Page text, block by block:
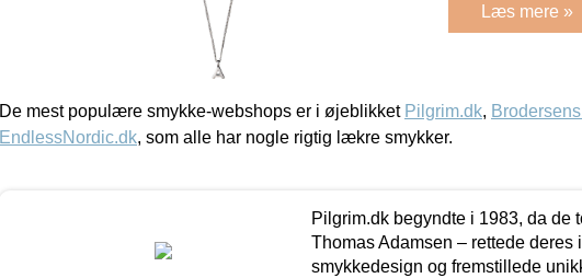
Læs mere »
De mest populære smykke-webshops er i øjeblikket Pilgrim.dk,
EndlessNordic.dk, som alle har nogle rigtig lækre smykker.
Pilgrim.dk begyndte i 1983, da de
Thomas Adamsen – rettede deres
smykkedesign og fremstillede